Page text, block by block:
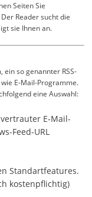
Seiten Sie
Reader sucht die
sie Ihnen an.
ein so genannter RSS-
E-Mail-Programme.
eine Auswahl:
E-Mail-
Feed-URL
Standartfeatures.
kostenpflichtig)